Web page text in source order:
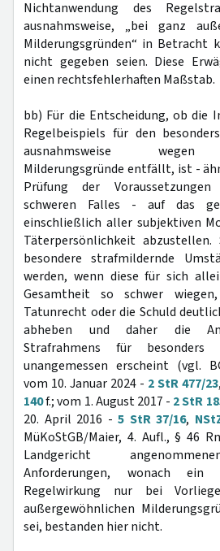
Nichtanwendung des
ausnahmsweise, „bei ganz
Milderungsgründen“ in Betracht
nicht gegeben seien. Diese
einen rechtsfehlerhaften Maßstab.
bb) Für die Entscheidung, ob die
Regelbeispiels für den
ausnahmsweise wegen
Milderungsgründe entfällt, ist -
Prüfung der
schweren Falles - auf das
einschließlich aller subjektiven
Täterpersönlichkeit abzustellen.
besondere strafmildernde
werden, wenn diese für sich
Gesamtheit so schwer
Tatunrecht oder die Schuld
abheben und daher die
Strafrahmens für besonders
unangemessen erscheint (vgl.
vom 10. Januar 2024 - 2 StR 477/23,
140f.; vom 1. August 2017 - 2 StR
20. April 2016 -5 StR 37/16,
MüKoStGB/Maier, 4. Aufl., § 46
Landgericht
Anforderungen, wonach
Regelwirkung nur bei
außergewöhnlichen
sei, bestanden hier nicht.